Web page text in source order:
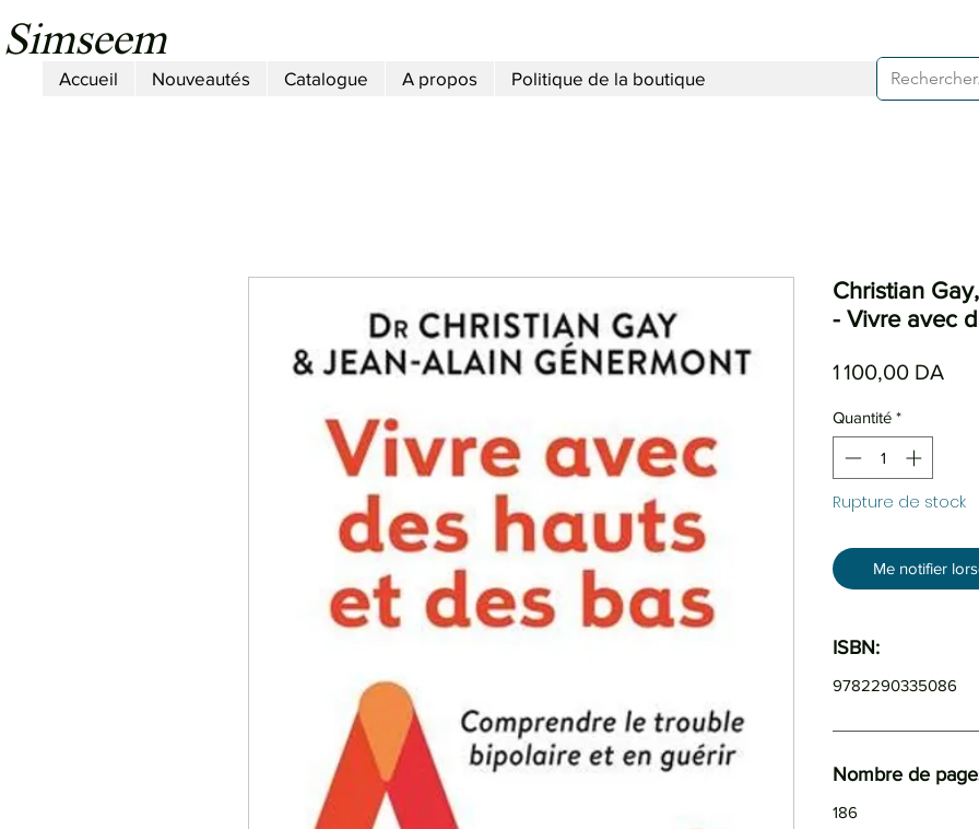
Simseem
Accueil Nouveautés Catalogue A propos Politique de la boutique
Christian
- Vivre avec
1 100,00 DA
Quantité *
Rupture de stock
Me notifier
ISBN:
9782290335086
Nombre de
186